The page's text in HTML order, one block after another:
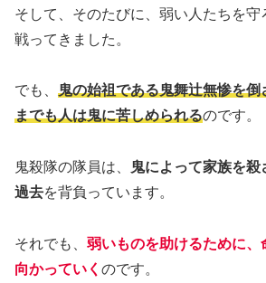
そして、そのたびに、弱い人たちを守
戦ってきました。
でも、 鬼の始祖である鬼舞辻無惨を倒
までも人は鬼に苦しめられるのです。
鬼殺隊の隊員は、
鬼によって家族を
過去を背負っています。
それでも、 弱いものを助けるために、
向かっていく のです。